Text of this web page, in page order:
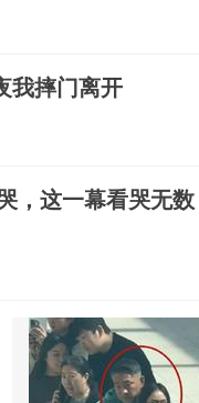
我摔门离开
，这一幕看哭无数